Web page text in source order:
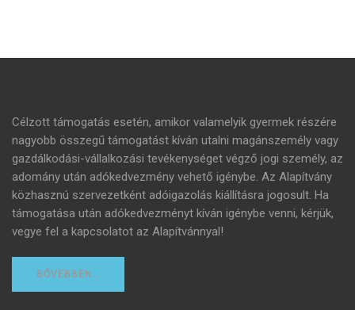
Célzott támogatás esetén, amikor valamelyik gyermek részére
nagyobb összegű támogatást kíván utalni magánszemély vagy
gazdálkodási-vállalkozási tevékenységet végző jogi személy, az
adomány után adókedvezmény vehető igénybe. Az Alapítvány
közhasznú szervezetként adóigazolás kiállításra jogosult. Ha
támogatása után adókedvezményt kíván igénybe venni, kérjük,
vegye fel a kapcsolatot az Alapítvánnyal!
BŐVEBBEN…